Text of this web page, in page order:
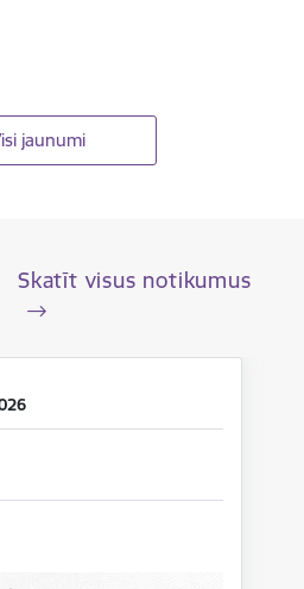
jaunumi
Skatīt visus notikumus